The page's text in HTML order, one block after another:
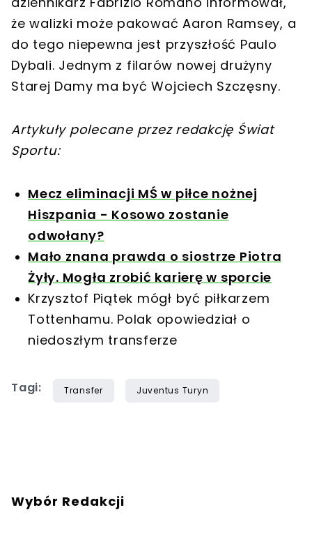
że walizki może pakować Aaron Ramsey, a
do tego niepewna jest przyszłość Paulo
Dybali. Jednym z filarów nowej drużyny
Starej Damy ma być Wojciech Szczęsny.
Artykuły polecane przez redakcję Świat
Sportu:
Mecz eliminacji MŚ w piłce nożnej
Hiszpania - Kosowo zostanie
odwołany?
Mało znana prawda o siostrze Piotra
Żyły. Mogła zrobić karierę w sporcie
Krzysztof Piątek mógł być piłkarzem
Tottenhamu. Polak opowiedział o
niedoszłym transferze
Tagi: Transfer Juventus Turyn
Wybór Redakcji